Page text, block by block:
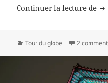
Continuer la lecture de
Catégories
Tour du globe 2